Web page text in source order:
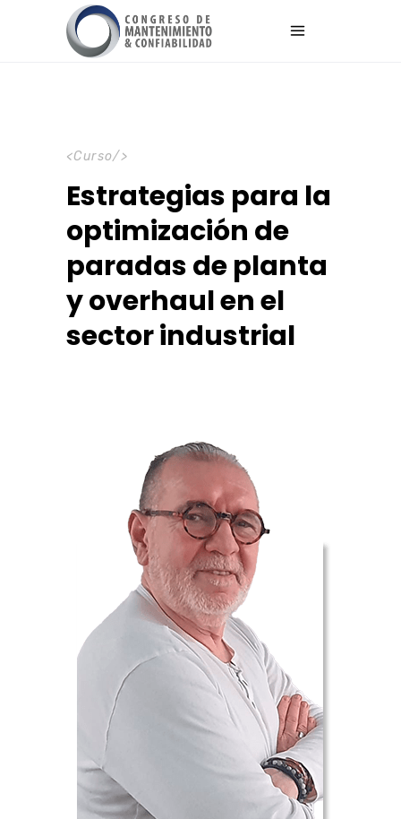
Curso
Estrategias para la
optimización de
paradas de planta
y overhaul en el
sector industrial